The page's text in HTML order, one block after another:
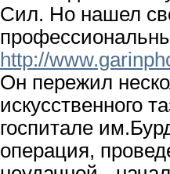
Сил. Но нашел
http://
Он пережил
искусственного
госпитале
операция,